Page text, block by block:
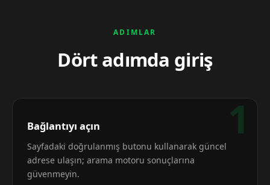
ADIMLAR
Dört adımda giriş
1
Bağlantıyı açın
Sayfadaki doğrulanmış butonu kullanarak güncel
adrese ulaşın; arama motoru sonuçlarına
güvenmeyin.